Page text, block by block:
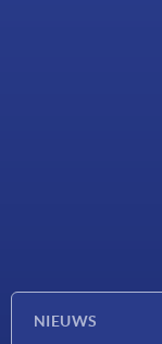
NIEUWS